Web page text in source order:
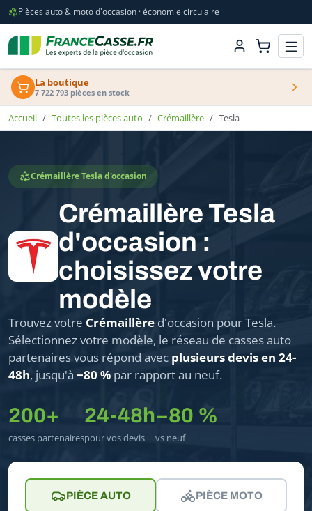
Pièces auto & moto d'occasion · économie circulaire
La boutique
7 722 793 pièces en stock
Accueil Toutes les pièces auto Crémaillère Tesla
Crémaillère Tesla d'occasion
Crémaillère Tesla
d'occasion :
choisissez votre
modèle
Trouvez votre Crémaillère d'occasion pour Tesla.
Sélectionnez votre modèle, le réseau de casses auto
partenaires vous répond avec plusieurs devis en 24-
48h, jusqu'à −80 % par rapport au neuf.
200+
casses partenaires
24-48h
pour vos devis
−80 %
vs neuf
PIÈCE AUTO PIÈCE MOTO